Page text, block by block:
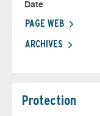
Date
PAGE WEB
ARCHIVES
Protection